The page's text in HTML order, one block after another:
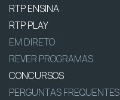
RTP ENSINA
RTP PLAY
EM DIRETO
REVER PROGRAMAS
CONCURSOS
PERGUNTAS FREQUENTES